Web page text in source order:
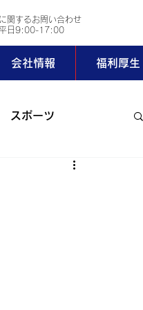
関するお問い合わせ
日9:00-17:00
会社情報 福利厚生
スポーツ